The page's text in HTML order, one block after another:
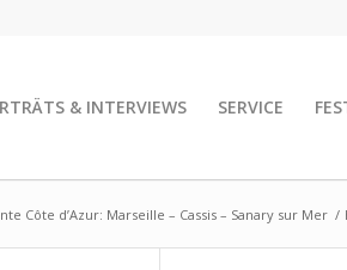
& INTERVIEWS SERVICE
Côte d’Azur: Marseille – Cassis – Sanary sur Mer /